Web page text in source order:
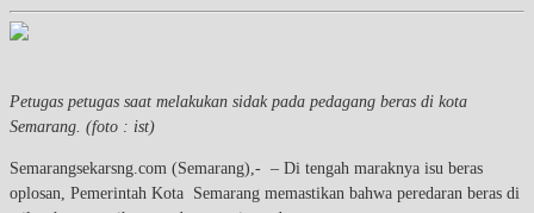
Petugas petugas saat melakukan sidak pada pedagang beras di kota
Semarang. (foto : ist)
Semarangsekarsng.com (Semarang),- – Di tengah maraknya isu beras
oplosan, Pemerintah Kota Semarang memastikan bahwa peredaran beras di